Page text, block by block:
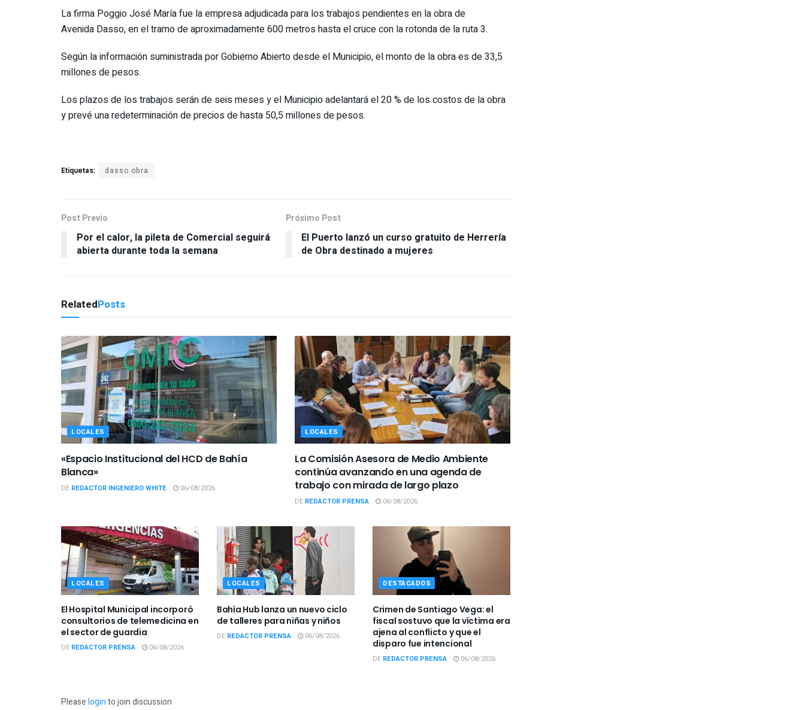
La firma Poggio José María fue la empresa adjudicada para los trabajos pendientes en la obra de
Avenida Dasso, en el tramo de aproximadamente 600 metros hasta el cruce con la rotonda de la ruta 3.
Según la información suministrada por Gobierno Abierto desde el Municipio, el monto de la obra es de 33,5
millones de pesos.
Los plazos de los trabajos serán de seis meses y el Municipio adelantará el 20 % de los costos de la obra
y prevé una redeterminación de precios de hasta 50,5 millones de pesos.
Etiquetas: dasso obra
Post Previo
Por el calor, la pileta de Comercial seguirá
abierta durante toda la semana
Próximo Post
El Puerto lanzó un curso gratuito de Herrería
de Obra destinado a mujeres
RelatedPosts
LOCALES
«Espacio Institucional del HCD de Bahía
Blanca»
DE REDACTOR INGENIERO WHITE 06/08/2026
LOCALES
La Comisión Asesora de Medio Ambiente
continúa avanzando en una agenda de
trabajo con mirada de largo plazo
DE REDACTOR PRENSA 06/08/2026
LOCALES
El Hospital Municipal incorporó
consultorios de telemedicina en
el sector de guardia
DE REDACTOR PRENSA 06/08/2026
LOCALES
Bahía Hub lanza un nuevo ciclo
de talleres para niñas y niños
DE REDACTOR PRENSA 06/08/2026
DESTACADOS
Crimen de Santiago Vega: el
fiscal sostuvo que la víctima era
ajena al conflicto y que el
disparo fue intencional
DE REDACTOR PRENSA 06/08/2026
Pleaseloginto join discussion